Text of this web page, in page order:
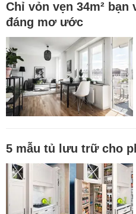
Chỉ vỏn vẹn 34m² bạn
đáng mơ ước
5 mẫu tủ lưu trữ cho